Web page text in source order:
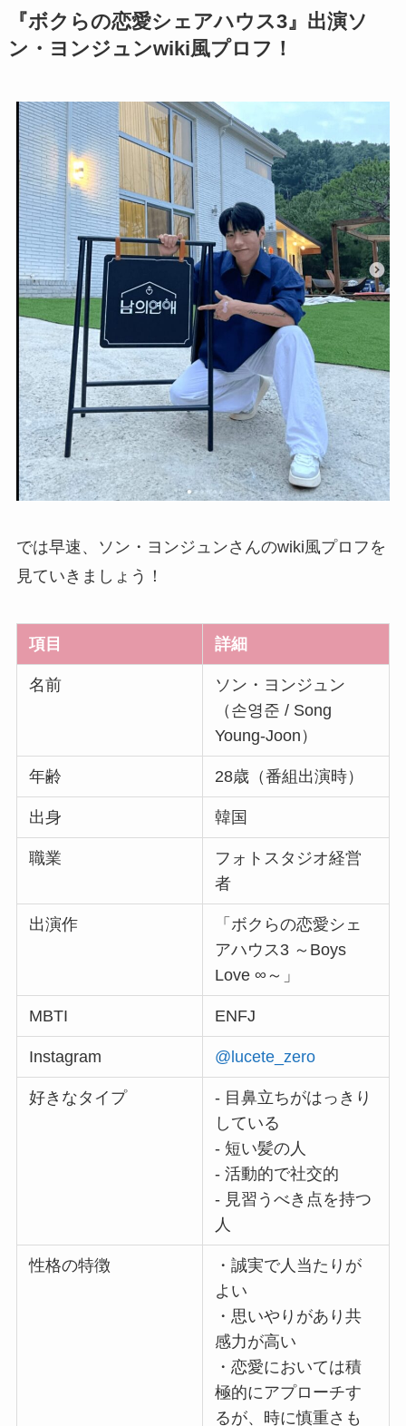
『ボクらの恋愛シェアハウス3』出演ソ
ン・ヨンジュンwiki風プロフ！
では早速、ソン・ヨンジュンさんのwiki風プロフを
見ていきましょう！
項目 詳細
名前
ソン・ヨンジュン
（손영준 / Song
Young-Joon）
年齢 28歳（番組出演時）
出身 韓国
職業
フォトスタジオ経営
者
出演作
「ボクらの恋愛シェ
アハウス3 ～Boys
Love ∞～」
MBTI ENFJ
Instagram @lucete_zero
好きなタイプ
- 目鼻立ちがはっきり
している
- 短い髪の人
- 活動的で社交的
- 見習うべき点を持つ
人
性格の特徴
・誠実で人当たりが
よい
・思いやりがあり共
感力が高い
・恋愛においては積
極的にアプローチす
るが、時に慎重さも